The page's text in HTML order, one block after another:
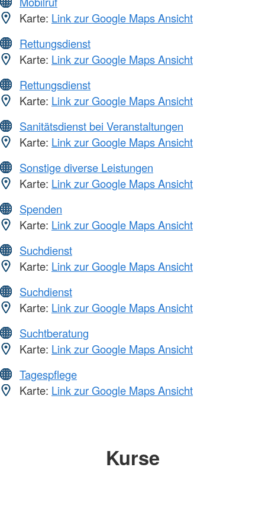
Karte: Link zur Google Maps Ansicht
Rettungsdienst
Karte: Link zur Google Maps Ansicht
Rettungsdienst
Karte: Link zur Google Maps Ansicht
Sanitätsdienst bei Veranstaltungen
Karte: Link zur Google Maps Ansicht
Sonstige diverse Leistungen
Karte: Link zur Google Maps Ansicht
Spenden
Karte: Link zur Google Maps Ansicht
Suchdienst
Karte: Link zur Google Maps Ansicht
Suchdienst
Karte: Link zur Google Maps Ansicht
Suchtberatung
Karte: Link zur Google Maps Ansicht
Tagespflege
Karte: Link zur Google Maps Ansicht
Kurse